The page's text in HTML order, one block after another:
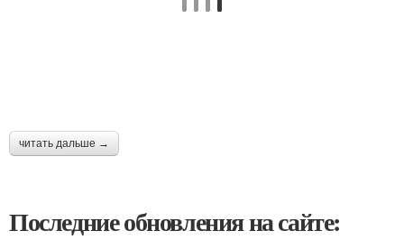
читать дальше →
Последние обновления на сайте: